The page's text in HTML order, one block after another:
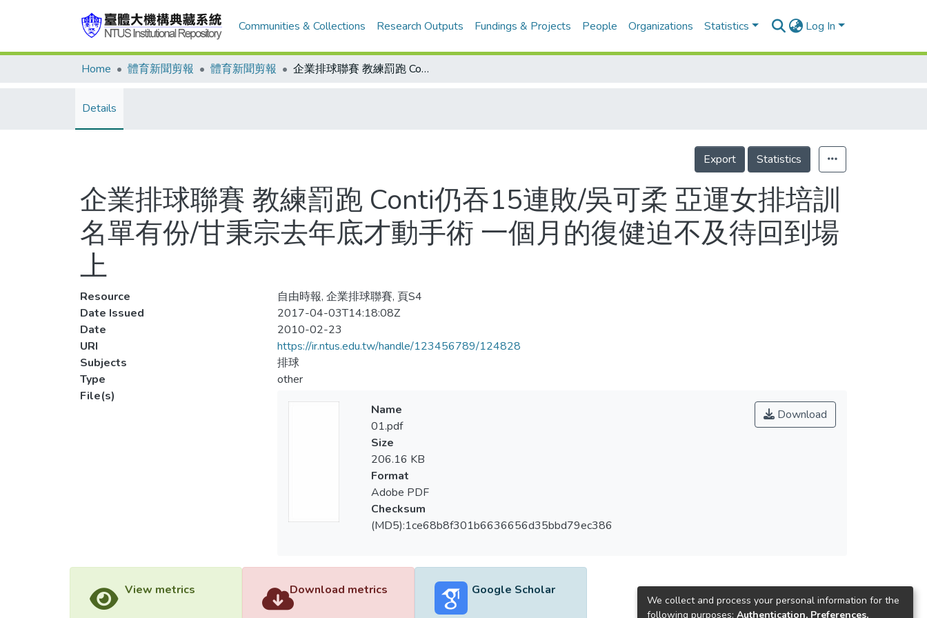
Communities & Collections Research Outputs Fundings & Projects People Organizations Statistics Log In
Home 體育新聞剪報 體育新聞剪報 企業排球聯賽 教練罰跑 Conti仍吞15連敗/吳可柔 亞運女排培訓名單有份/甘秉宗去年底才動手術 一個月的復健迫不及待回到場上
Details
Export Statistics
企業排球聯賽 教練罰跑 Conti仍吞15連敗/吳可柔 亞運女排培訓
名單有份/甘秉宗去年底才動手術 一個月的復健迫不及待回到場
上
Resource
自由時報, 企業排球聯賽, 頁S4
Date Issued
2017-04-03T14:18:08Z
Date
2010-02-23
URI
https://ir.ntus.edu.tw/handle/123456789/124828
Subjects
排球
Type
other
File(s)
Download
Name
01.pdf
Size
206.16 KB
Format
Adobe PDF
Checksum
(MD5):1ce68b8f301b6636656d35bbd79ec386
View metrics Download metrics Google Scholar
We collect and process your personal information for the
following purposes: Authentication, Preferences,